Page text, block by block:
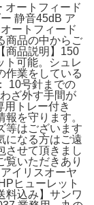
オートフィード
静音45dB ア
ートフィード
商品の中からご
商品説明】​​150
ト可能。シュレ
作業をしている
10号針までの
ざ外す手間が
トレー付き
を守ります。
等はございます
になる方はご遠
させて頂きまし
覧いただきあり
イリスオーヤ
ヒューレット
料込み】サンワ